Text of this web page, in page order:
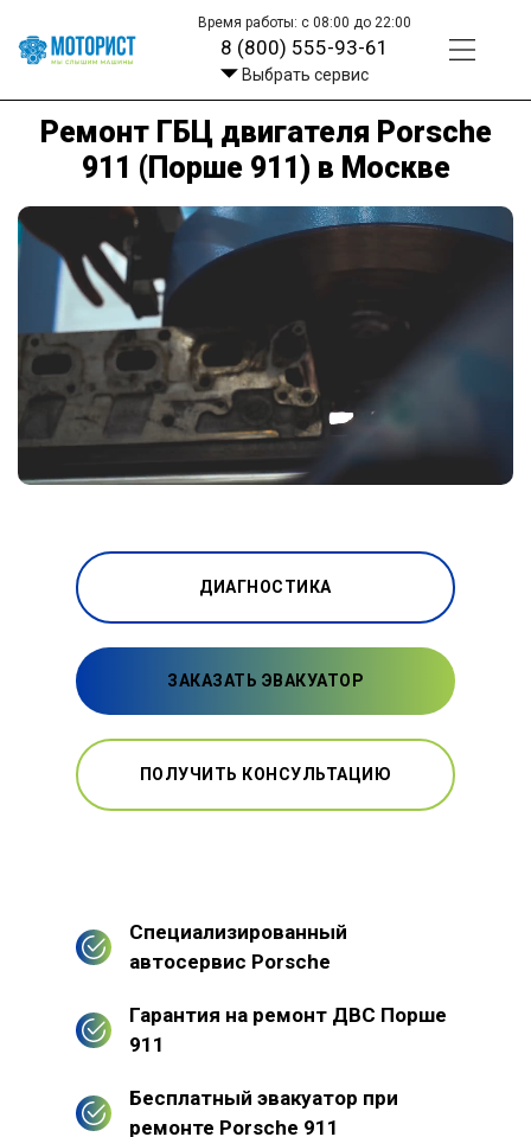
Время работы: с 08:00 до 22:00
8 (800) 555-93-61
Выбрать сервис
Ремонт ГБЦ двигателя Porsche
911 (Порше 911) в Москве
ДИАГНОСТИКА
ЗАКАЗАТЬ ЭВАКУАТОР
ПОЛУЧИТЬ КОНСУЛЬТАЦИЮ
Специализированный
автосервис Porsche
Гарантия на ремонт ДВС Порше
911
Бесплатный эвакуатор при
ремонте Porsche 911